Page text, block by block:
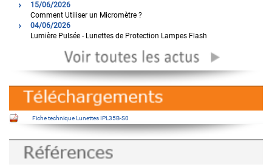
15/06/2026
Comment Utiliser un Micromètre ?
04/06/2026
Lumière Pulsée - Lunettes de Protection Lampes Flash
Fiche technique Lunettes IPL35B-S0